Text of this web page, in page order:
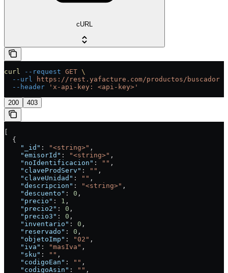
cURL
curl --request GET \
  --url
https://rest.yafacture.com/productos/buscador
  --header
'x-api-key: <api-key>'
200 403
[
  {
    "_id"
: "<string>" ,
    "emisorId"
: "<string>" ,
    "noIdentificacion"
: "" ,
    "claveProdServ"
: "" ,
    "claveUnidad"
: "" ,
    "descripcion"
: "<string>" ,
    "descuento"
: 0 ,
    "precio"
: 1 ,
    "precio2"
: 0 ,
    "precio3"
: 0 ,
    "inventario"
: 0 ,
    "reservado"
: 0 ,
    "objetoImp"
: "02" ,
    "iva"
: "masIva" ,
    "sku"
: "" ,
    "codigoEan"
: "" ,
    "codigoAsin"
: "" ,